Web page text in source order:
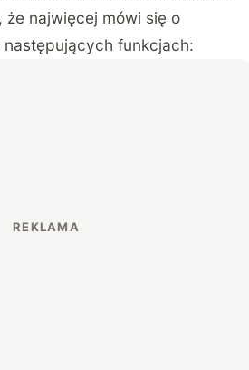
najwięcej mówi się o
następujących funkcjach: